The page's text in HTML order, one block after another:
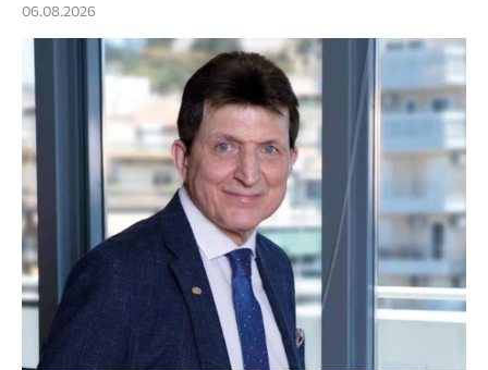
06.08.2026